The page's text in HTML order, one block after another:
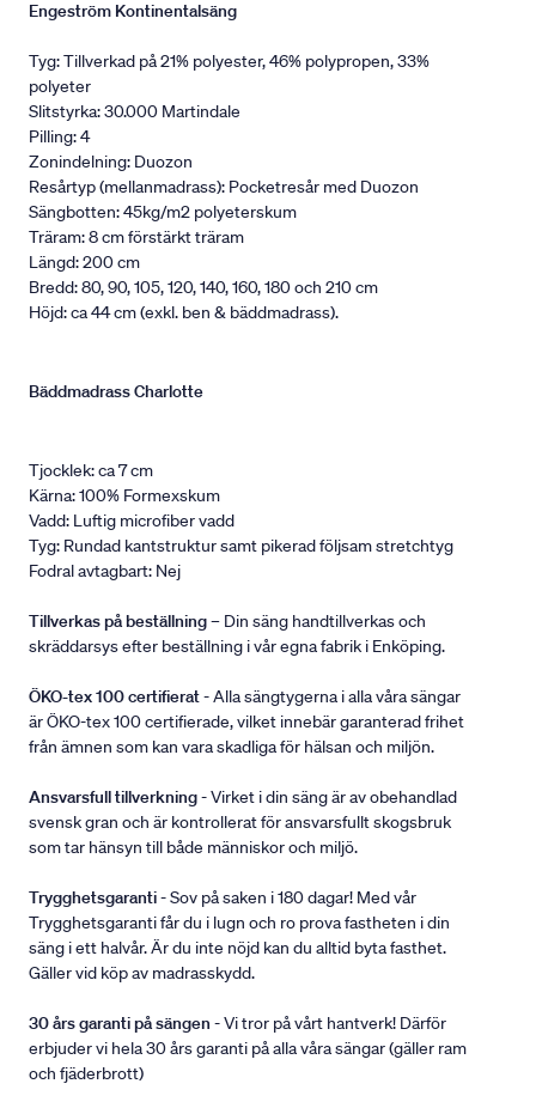
Engeström Kontinentalsäng
Tyg: Tillverkad på 21% polyester, 46% polypropen, 33%
polyeter
Slitstyrka: 30.000 Martindale
Pilling: 4
Zonindelning: Duozon
Resårtyp (mellanmadrass): Pocketresår med Duozon
Sängbotten: 45kg/m2 polyeterskum
Träram: 8 cm förstärkt träram
Längd: 200 cm
Bredd: 80, 90, 105, 120, 140, 160, 180 och 210 cm
Höjd: ca 44 cm (exkl. ben & bäddmadrass).
Bäddmadrass Charlotte
Tjocklek: ca 7 cm
Kärna: 100% Formexskum
Vadd: Luftig microfiber vadd
Tyg: Rundad kantstruktur samt pikerad följsam stretchtyg
Fodral avtagbart: Nej
Tillverkas på beställning– Din säng handtillverkas och
skräddarsys efter beställning i vår egna fabrik i Enköping.
ÖKO-tex 100 certifierat- Alla sängtygerna i alla våra sängar
är ÖKO-tex 100 certifierade, vilket innebär garanterad frihet
från ämnen som kan vara skadliga för hälsan och miljön.
Ansvarsfull tillverkning- Virket i din säng är av obehandlad
svensk gran och är kontrollerat för ansvarsfullt skogsbruk
som tar hänsyn till både människor och miljö.
Trygghetsgaranti- Sov på saken i 180 dagar! Med vår
Trygghetsgaranti får du i lugn och ro prova fastheten i din
säng i ett halvår. Är du inte nöjd kan du alltid byta fasthet.
Gäller vid köp av madrasskydd.
30 års garanti på sängen - Vi tror på vårt hantverk! Därför
erbjuder vi hela 30 års garanti på alla våra sängar (gäller ram
och fjäderbrott)